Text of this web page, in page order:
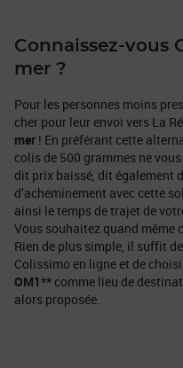
Connaissez-vous
mer ?
Pour les personnes moins
cher pour leur envoi vers La
mer ! En préférant cette
colis de 500 grammes ne
dit prix baissé, dit également
d’acheminement avec cette
ainsi le temps de trajet de
Vous souhaitez quand même
Rien de plus simple, il suffit
Colissimo en ligne et de
OM1** comme lieu de
alors proposée.